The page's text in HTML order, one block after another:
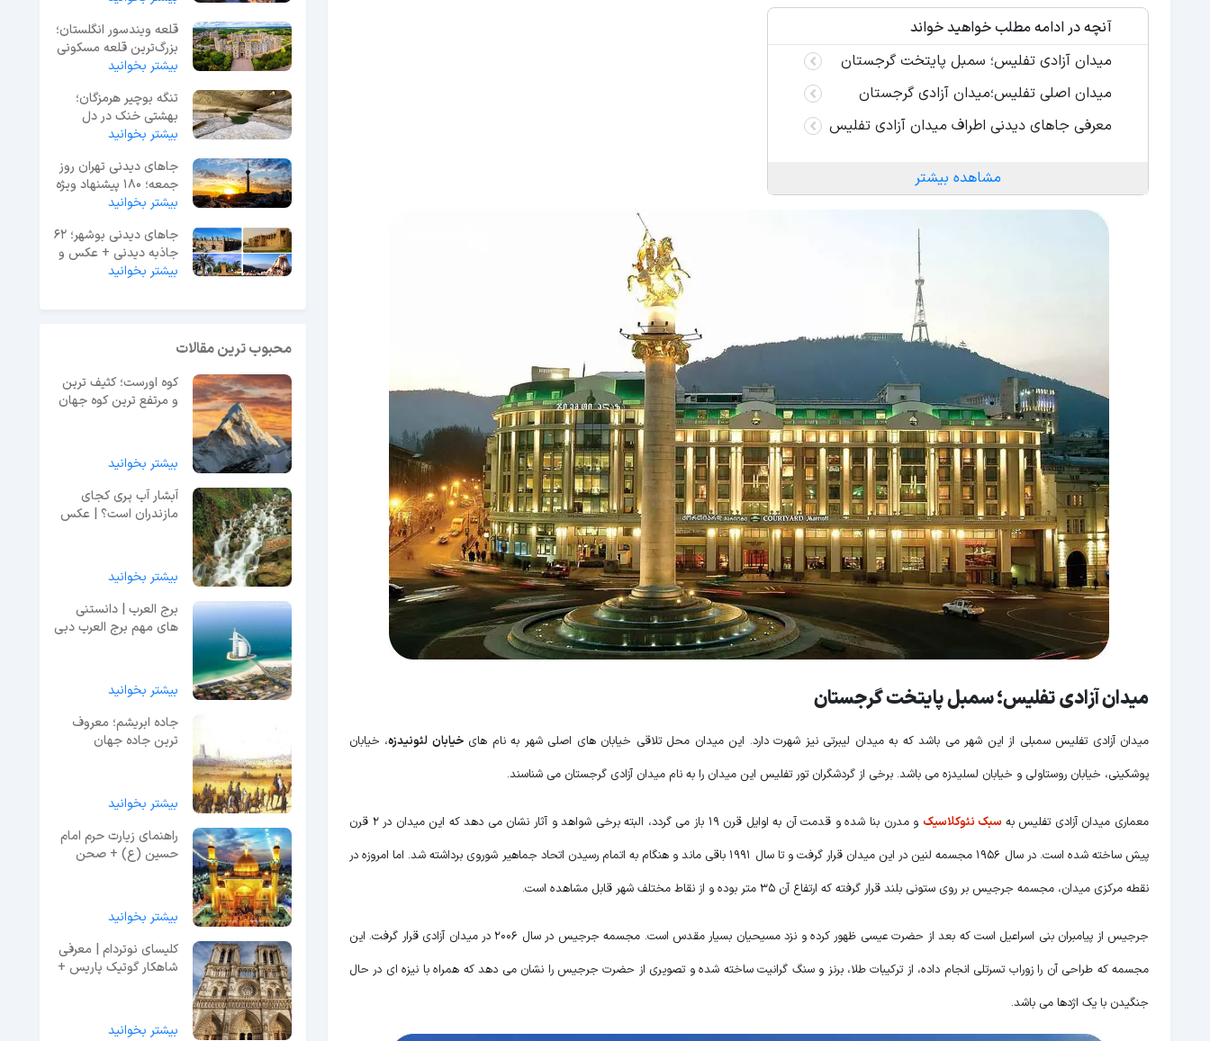
آنچه در ادامه مطلب خواهید خواند
میدان آزادی تفلیس؛ سمبل پایتخت گرجستان
میدان اصلی تفلیس؛میدان آزادی گرجستان
معرفی جاهای دیدنی اطراف میدان آزادی تفلیس
مشاهده بیشتر
میدان آزادی تفلیس؛ سمبل پایتخت گرجستان
میدان آزادی تفلیس سمبلی از این شهر می باشد که به میدان لیبرتی نیز شهرت دارد. این میدان محل تلاقی خیابان های اصلی شهر به نام هایخیابان لئونیدزه، خیابان
پوشکینی، خیابان روستاولی و خیابان لسلیدزه می باشد. برخی از گردشگران تور تفلیس این میدان را به نام میدان آزادی گرجستان می شناسند.
معماری میدان آزادی تفلیس به سبک نئوکلاسیک
و مدرن بنا شده و قدمت آن به اوایل قرن 19 باز می گردد، البته برخی شواهد و آثار نشان می دهد که این میدان در 2 قرن
پیش ساخته شده است. در سال 1956 مجسمه لنین در این میدان قرار گرفت و تا سال 1991 باقی ماند و هنگام به اتمام رسیدن اتحاد جماهیر شوروی برداشته شد. اما امروزه در
نقطه مرکزی میدان، مجسمه جرجیس بر روی ستونی بلند قرار گرفته که ارتفاع آن 35 متر بوده و از نقاط مختلف شهر قابل مشاهده است.
جرجیس از پیامبران بنی اسراعیل است که بعد از حضرت عیسی ظهور کرده و نزد مسیحیان بسیار مقدس است. مجسمه جرجیس در سال 2006 در میدان آزادی قرار گرفت. این
مجسمه که طراحی آن را زوراب تسرتلی انجام داده، از ترکیبات طلا، برنز و سنگ گرانیت ساخته شده و تصویری از حضرت جرجیس را نشان می دهد که همراه با نیزه ای در حال
جنگیدن با یک اژدها می باشد.
قلعه ویندسور انگلستان؛
بزرگ‌ترین قلعه مسکونی
جهان
بیشتر بخوانید
تنگه بوچیر هرمزگان؛
بهشتی خنک در دل
گرمای جنوب ایران
بیشتر بخوانید
جاهای دیدنی تهران روز
جمعه؛ 180 پیشنهاد ویژه
آخر هفته
بیشتر بخوانید
جاهای دیدنی بوشهر؛ 62
جاذبه دیدنی + عکس و
آدرس
بیشتر بخوانید
محبوب ترین مقالات
کوه اورست؛ کثیف ترین
و مرتفع ترین کوه جهان
بیشتر بخوانید
آبشار آب پری کجای
مازندران است؟ | عکس
بیشتر بخوانید
برج العرب | دانستنی
های مهم برج العرب دبی
بیشتر بخوانید
جاده ابریشم؛ معروف
ترین جاده جهان
بیشتر بخوانید
راهنمای زیارت حرم امام
حسین (ع) + صحن
بیشتر بخوانید
کلیسای نوتردام | معرفی
شاهکار گوتیک پاریس +
بیشتر بخوانید